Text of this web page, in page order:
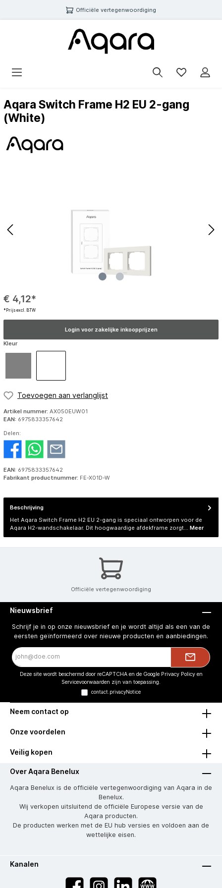
Officiële vertegenwoordiging
Aqara Switch Frame H2 EU 2-gang
(White)
€ 4,12*
*Prijs excl. BTW
Login voor zakelijke inkoopprijzen
Kleur
Toevoegen aan verlanglijst
Artikel nummer: AX050EUW01
EAN: 6975833357642
Delen:
EAN: 6975833357642
Fabrikant productnummer: FE-X01D-W
Beschrijving
Het Aqara Switch Frame H2 EU 2-gang is speciaal ontworpen voor de
Aqara H2-wandschakelaar. Dit hoogwaardige afdekframe zorgt… Meer
Officiële vertegenwoordiging
Nieuwsbrief
Schrijf je in op onze nieuwsbrief en je wordt altijd als een van de
eersten geïnformeerd over nieuwe producten en aanbiedingen.
Deze site wordt beschermd door reCAPTCHA en de Google Privacy Policyen
Servicevoorwaarden zijn van toepassing.
contact.privacyNotice
Neem contact op
Onze voordelen
Veilig kopen
Over Aqara Benelux
Aqara Benelux is de officiële vertegenwoordiging van Aqara in de
Benelux.
Wij verkopen uitsluitend de officiële Europese versie van de
Aqara producten.
De producten werken met de EU hub versies en voldoen aan de
wettelijke eisen.
Kanalen